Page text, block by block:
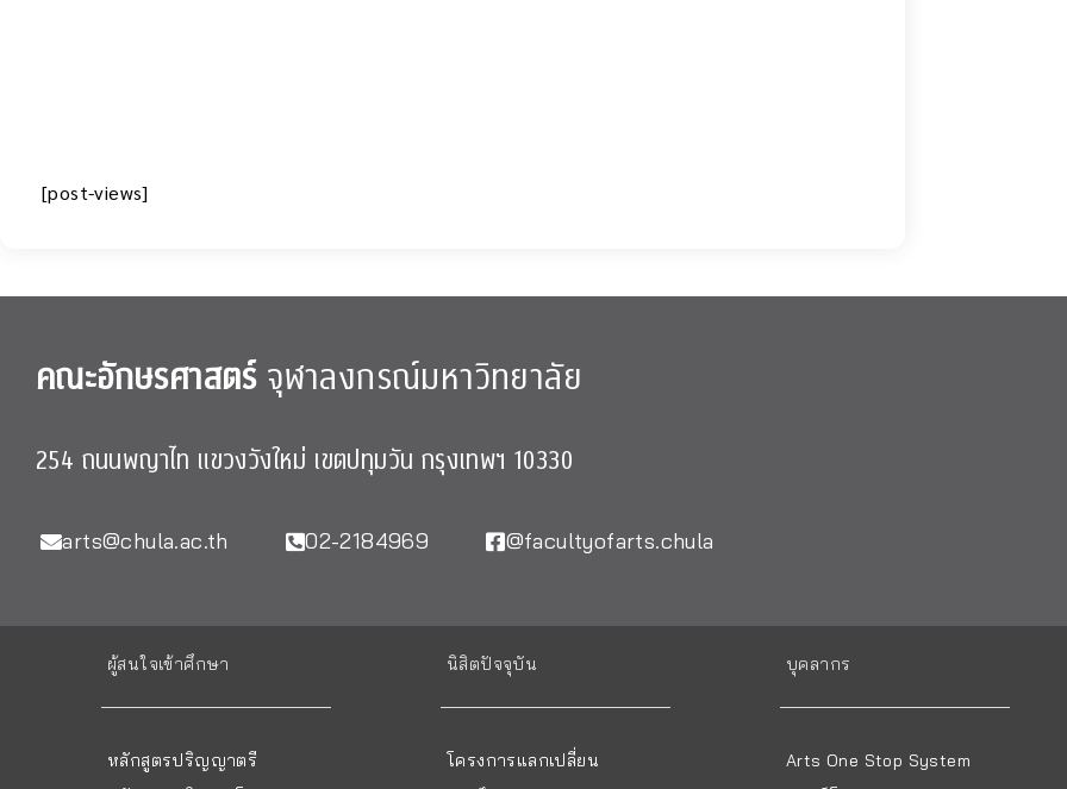
[post-views]
คณะอักษรศาสตร์จุฬาลงกรณ์มหาวิทยาลัย
254 ถนนพญาไท แขวงวังใหม่ เขตปทุมวัน กรุงเทพฯ 10330
arts@chula.ac.th 02-2184969 @facultyofarts.chula
ผู้สนใจเข้าศึกษา
หลักสูตรปริญญาตรี
นิสิตปัจจุบัน
โครงการแลกเปลี่ยน
บุคลากร
Arts One Stop System